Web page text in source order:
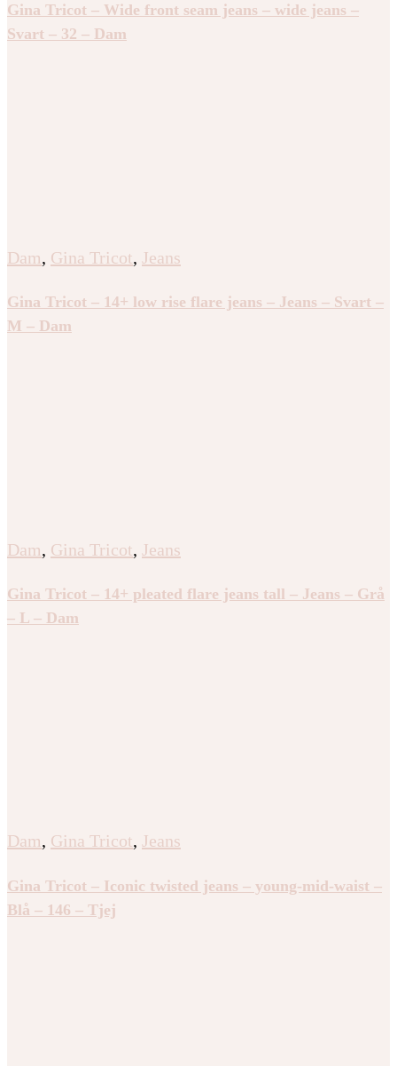
Gina Tricot – Wide front seam jeans – wide jeans –
Svart – 32 – Dam
Dam, Gina Tricot, Jeans
Gina Tricot – 14+ low rise flare jeans – Jeans – Svart –
M – Dam
Dam, Gina Tricot, Jeans
Gina Tricot – 14+ pleated flare jeans tall – Jeans – Grå
– L – Dam
Dam, Gina Tricot, Jeans
Gina Tricot – Iconic twisted jeans – young-mid-waist –
Blå – 146 – Tjej